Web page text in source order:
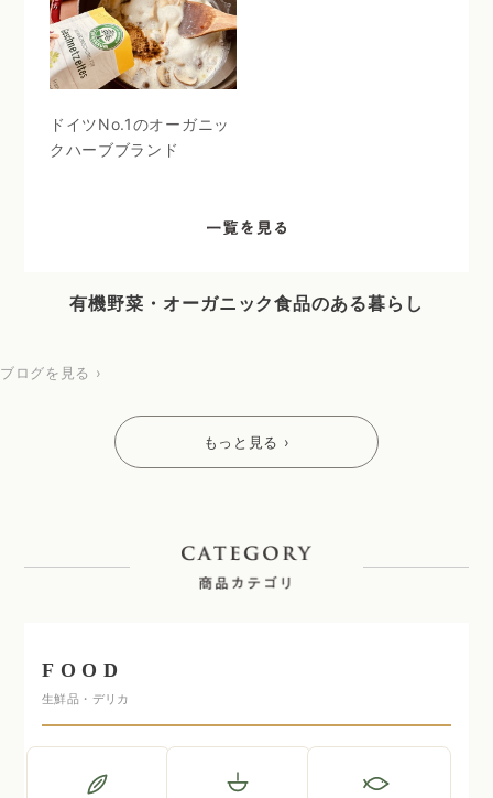
ドイツNo.1のオーガニッ
クハーブブランド
有機野菜・オーガニック食品のある暮らし
ブログを見る ›
もっと見る ›
FOOD
生鮮品・デリカ